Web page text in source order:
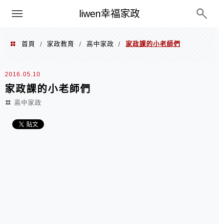
liwen幸福家政
menu
首頁 / 家政教育 / 高中家政 / 家政課的小老師們
2016.05.10
家政課的小老師們
高中家政